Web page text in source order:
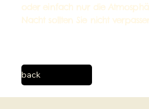
oder einfach nur die
Nacht sollten Sie nicht
back